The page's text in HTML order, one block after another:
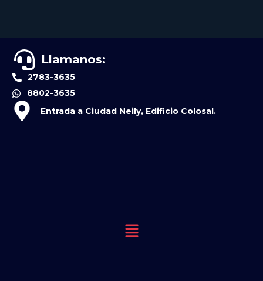
Llamanos:
2783-3635
8802-3635
Entrada a Ciudad Neily, Edificio Colosal.